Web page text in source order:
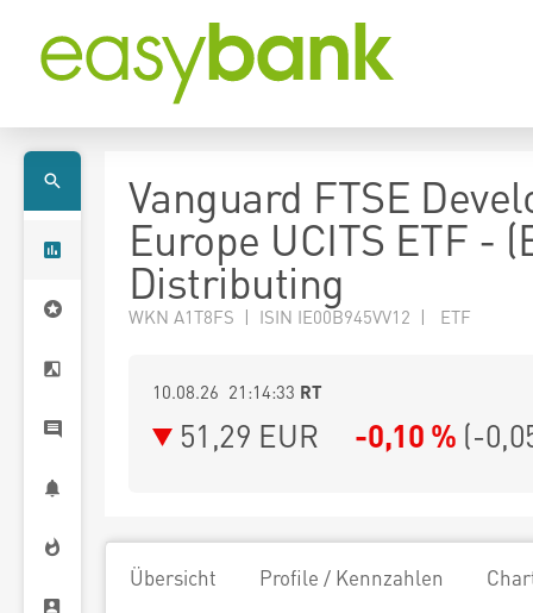
Vanguard FTSE
Europe UCITS ETF -
Distributing
WKN A1T8FS | ISIN IE00B945VV12 | ETF
10.08.26 21:14:33 RT
51,29 EUR -0,10 % (-
Übersicht Profile / Kennzahlen